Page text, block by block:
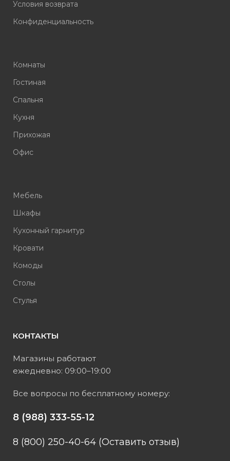
Условия возврата
Конфиденциальность
Комнаты
Гостиная
Спальня
Кухня
Прихожая
Офис
Мебель
Шкафы
Кухонный гарнитур
Кровати
Комоды
Столы
Стулья
КОНТАКТЫ
Магазины работают
ежедневно: 09:00–19:00
Все вопросы по бесплатному номеру:
8 (988) 333-55-12
8 (800) 250-40-64 (Оставить отзыв)